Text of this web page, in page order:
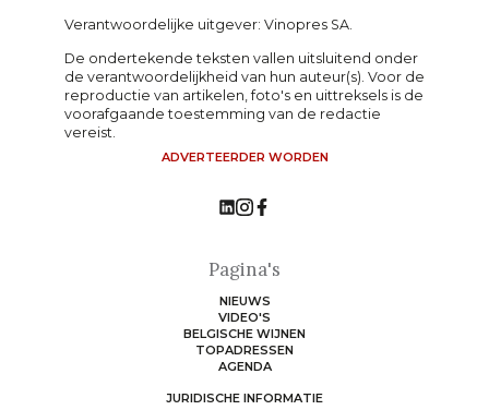
Verantwoordelijke uitgever: Vinopres SA.
De ondertekende teksten vallen uitsluitend onder
de verantwoordelijkheid van hun auteur(s). Voor de
reproductie van artikelen, foto's en uittreksels is de
voorafgaande toestemming van de redactie
vereist.
ADVERTEERDER WORDEN
Pagina's
NIEUWS
VIDEO'S
BELGISCHE WIJNEN
TOPADRESSEN
AGENDA
JURIDISCHE INFORMATIE